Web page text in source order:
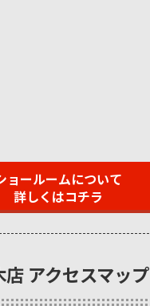
ョールームについて
詳しくはコチラ
店 アクセスマップ